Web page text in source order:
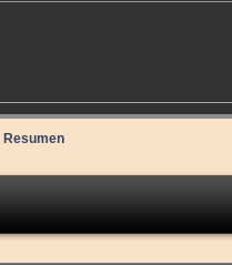
Resumen